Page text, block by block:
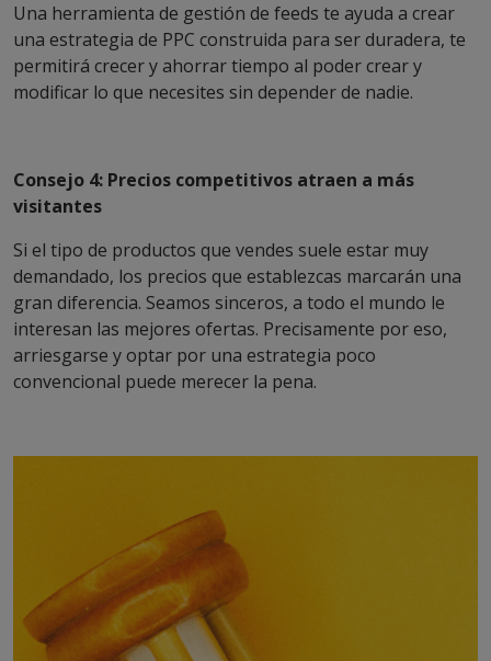
Una herramienta de gestión de feeds te ayuda a crear
una estrategia de PPC construida para ser duradera, te
permitirá crecer y ahorrar tiempo al poder crear y
modificar lo que necesites sin depender de nadie.
Consejo 4: Precios competitivos atraen a más
visitantes
Si el tipo de productos que vendes suele estar muy
demandado, los precios que establezcas marcarán una
gran diferencia. Seamos sinceros, a todo el mundo le
interesan las mejores ofertas. Precisamente por eso,
arriesgarse y optar por una estrategia poco
convencional puede merecer la pena.